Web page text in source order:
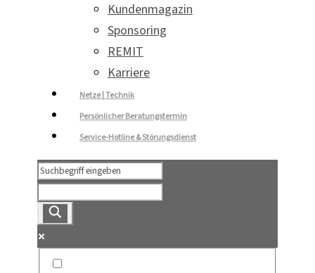
Kundenmagazin
Sponsoring
REMIT
Karriere
Netze | Technik
Persönlicher Beratungstermin
Service-Hotline & Störungsdienst